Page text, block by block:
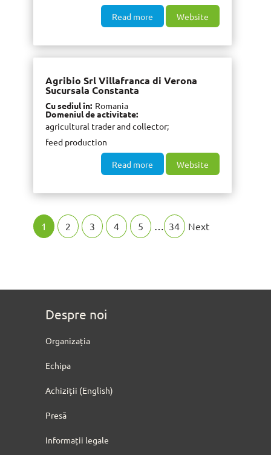
Read more Website
Agribio Srl Villafranca di Verona
Sucursala Constanta
Cu sediul în Romania
Domeniul de activitate
agricultural trader and collector
feed production
Read more Website
1 2 3 4 5 … 34 Next
Despre noi
Organizația
Echipa
Achiziții (English)
Presă
Informații legale